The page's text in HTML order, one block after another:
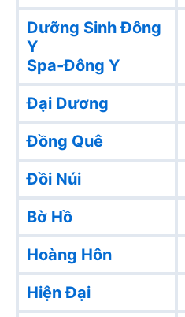
Dưỡng Sinh Đông
Y
Spa-Đông Y
Đại Dương
Đồng Quê
Đồi Núi
Bờ Hồ
Hoàng Hôn
Hiện Đại